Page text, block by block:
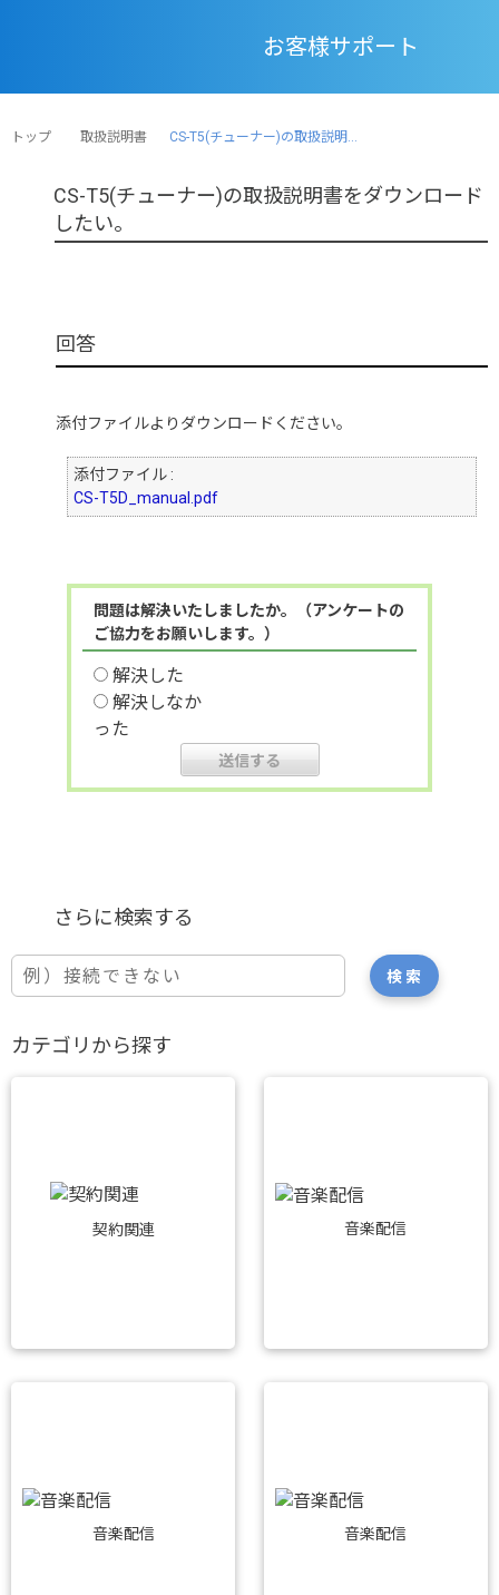
お客様サポート
トップ 取扱説明書 CS-T5(チューナー)の取扱説明...
CS-T5(チューナー)の取扱説明書をダウンロード
したい。
添付ファイルよりダウンロードください。
添付ファイル :
CS-T5D_manual.pdf
問題は解決いたしましたか。（アンケートの
ご協力をお願いします。）
解決した
解決しなか
った
カテゴリから探す
契約関連 音楽配信
音楽配信 音楽配信